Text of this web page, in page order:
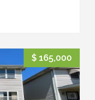
$ 165,000